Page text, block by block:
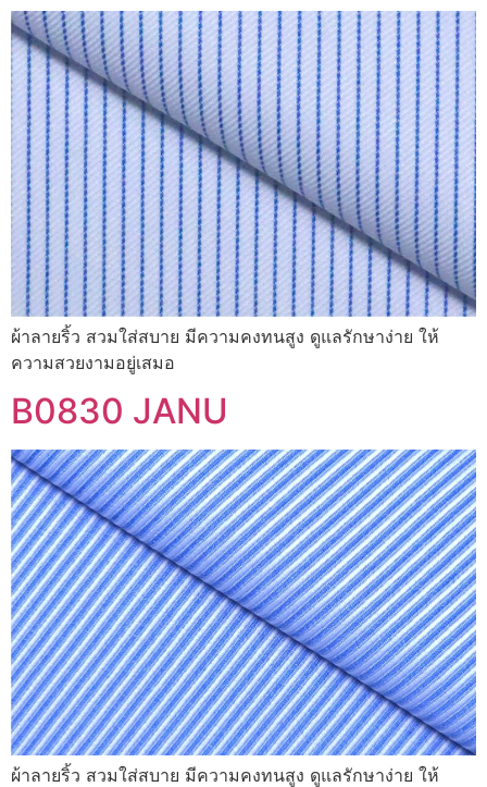
ผ้าลายริ้ว สวมใส่สบาย มีความคงทนสูง ดูแลรักษาง่าย ให้
ความสวยงามอยู่เสมอ
B0830 JANU
ผ้าลายริ้ว สวมใส่สบาย มีความคงทนสูง ดูแลรักษาง่าย ให้